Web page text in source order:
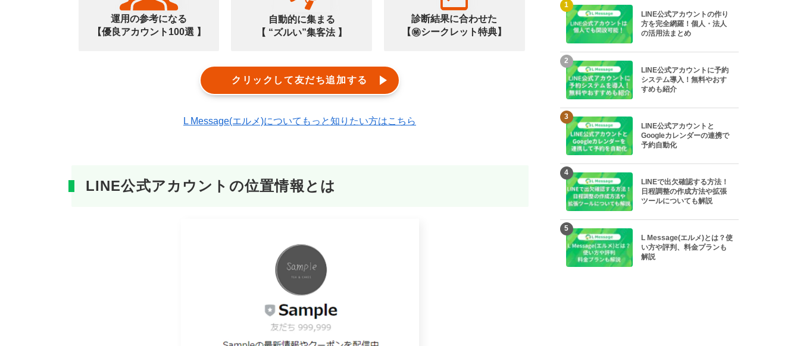
運用の参考になる
【優良アカウント100選 】
自動的に集まる
【 “ズルい”集客法 】
診断結果に合わせた
【㊙️シークレット特典】
クリックして友だち追加する
L Message(エルメ)についてもっと知りたい方はこちら
LINE公式アカウントの位置情報とは
1
LINE公式アカウントの作り
方を完全網羅！個人・法人
の活用法まとめ
2
LINE公式アカウントに予約
システム導入！無料やおす
すめも紹介
3
LINE公式アカウントと
Googleカレンダーの連携で
予約自動化
4
LINEで出欠確認する方法！
日程調整の作成方法や拡張
ツールについても解説
5
L Message(エルメ)とは？使
い方や評判、料金プランも
解説